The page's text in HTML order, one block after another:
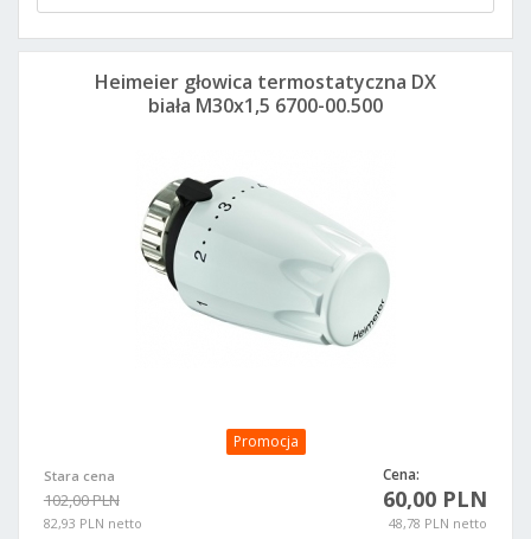
Promocja
Stara cena
102,00 PLN
82,93 PLN netto
Cena:
60,00 PLN
48,78 PLN netto
Heimeier głowica termostatyczna DX
biała M30x1,5 6700-00.500